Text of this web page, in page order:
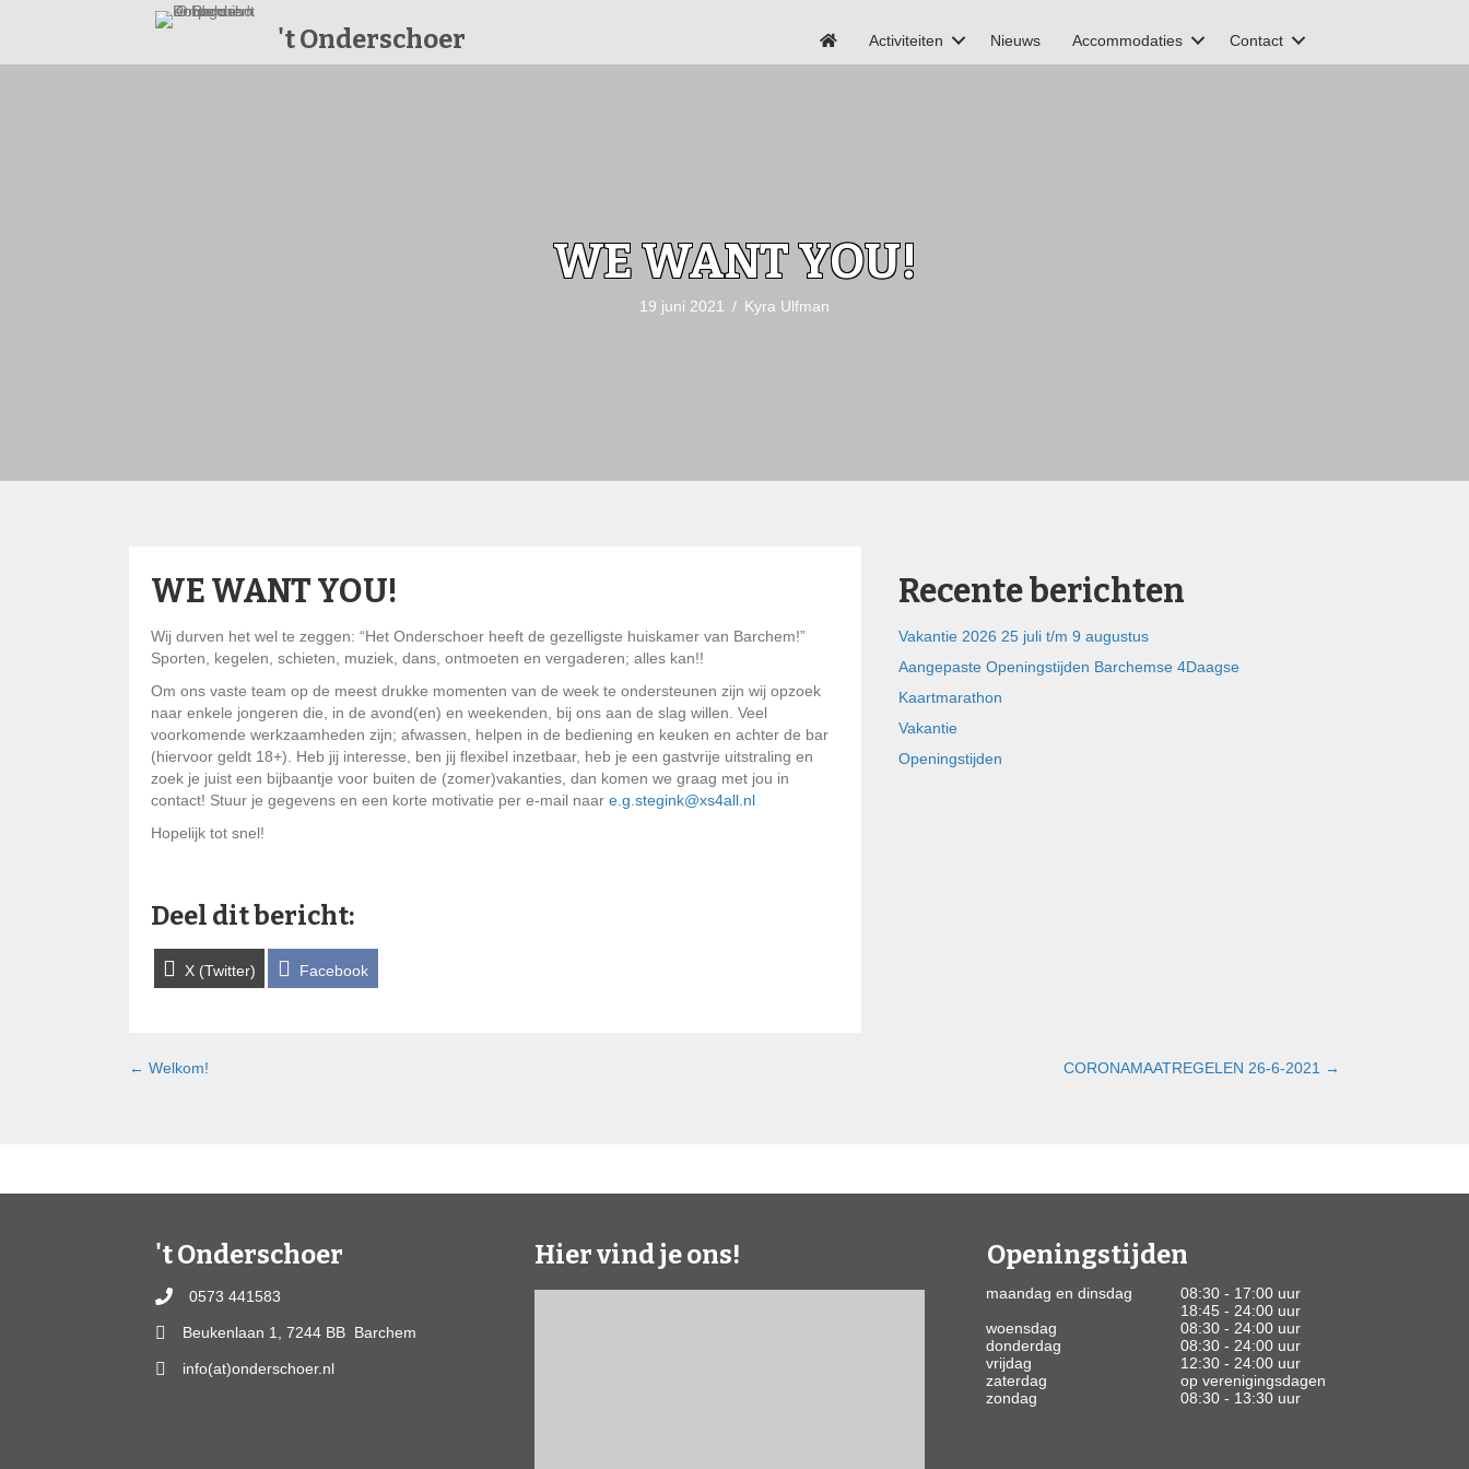
't Onderschoer Activiteiten Nieuws Accommodaties Contact
WE WANT YOU!
19 juni 2021 / Kyra Ulfman
WE WANT YOU!
Wij durven het wel te zeggen: “Het Onderschoer heeft de gezelligste huiskamer van Barchem!”
Sporten, kegelen, schieten, muziek, dans, ontmoeten en vergaderen; alles kan!!
Om ons vaste team op de meest drukke momenten van de week te ondersteunen zijn wij opzoek
naar enkele jongeren die, in de avond(en) en weekenden, bij ons aan de slag willen. Veel
voorkomende werkzaamheden zijn; afwassen, helpen in de bediening en keuken en achter de bar
(hiervoor geldt 18+). Heb jij interesse, ben jij flexibel inzetbaar, heb je een gastvrije uitstraling en
zoek je juist een bijbaantje voor buiten de (zomer)vakanties, dan komen we graag met jou in
contact! Stuur je gegevens en een korte motivatie per e-mail naar e.g.stegink@xs4all.nl
Hopelijk tot snel!
Deel dit bericht:
Share
on
X (Twitter)
Share
on
Facebook
Recente berichten
Vakantie 2026 25 juli t/m 9 augustus
Aangepaste Openingstijden Barchemse 4Daagse
Kaartmarathon
Vakantie
Openingstijden
Posts
← Welkom! CORONAMAATREGELEN 26-6-2021 →
't Onderschoer
0573 441583
Beukenlaan 1, 7244 BB Barchem
info(at)onderschoer.nl
Hier vind je ons! Openingstijden
maandag en dinsdag
08:30 - 17:00 uur
18:45 - 24:00 uur
woensdag
08:30 - 24:00 uur
donderdag
08:30 - 24:00 uur
vrijdag
12:30 - 24:00 uur
zaterdag
op verenigingsdagen
zondag
08:30 - 13:30 uur